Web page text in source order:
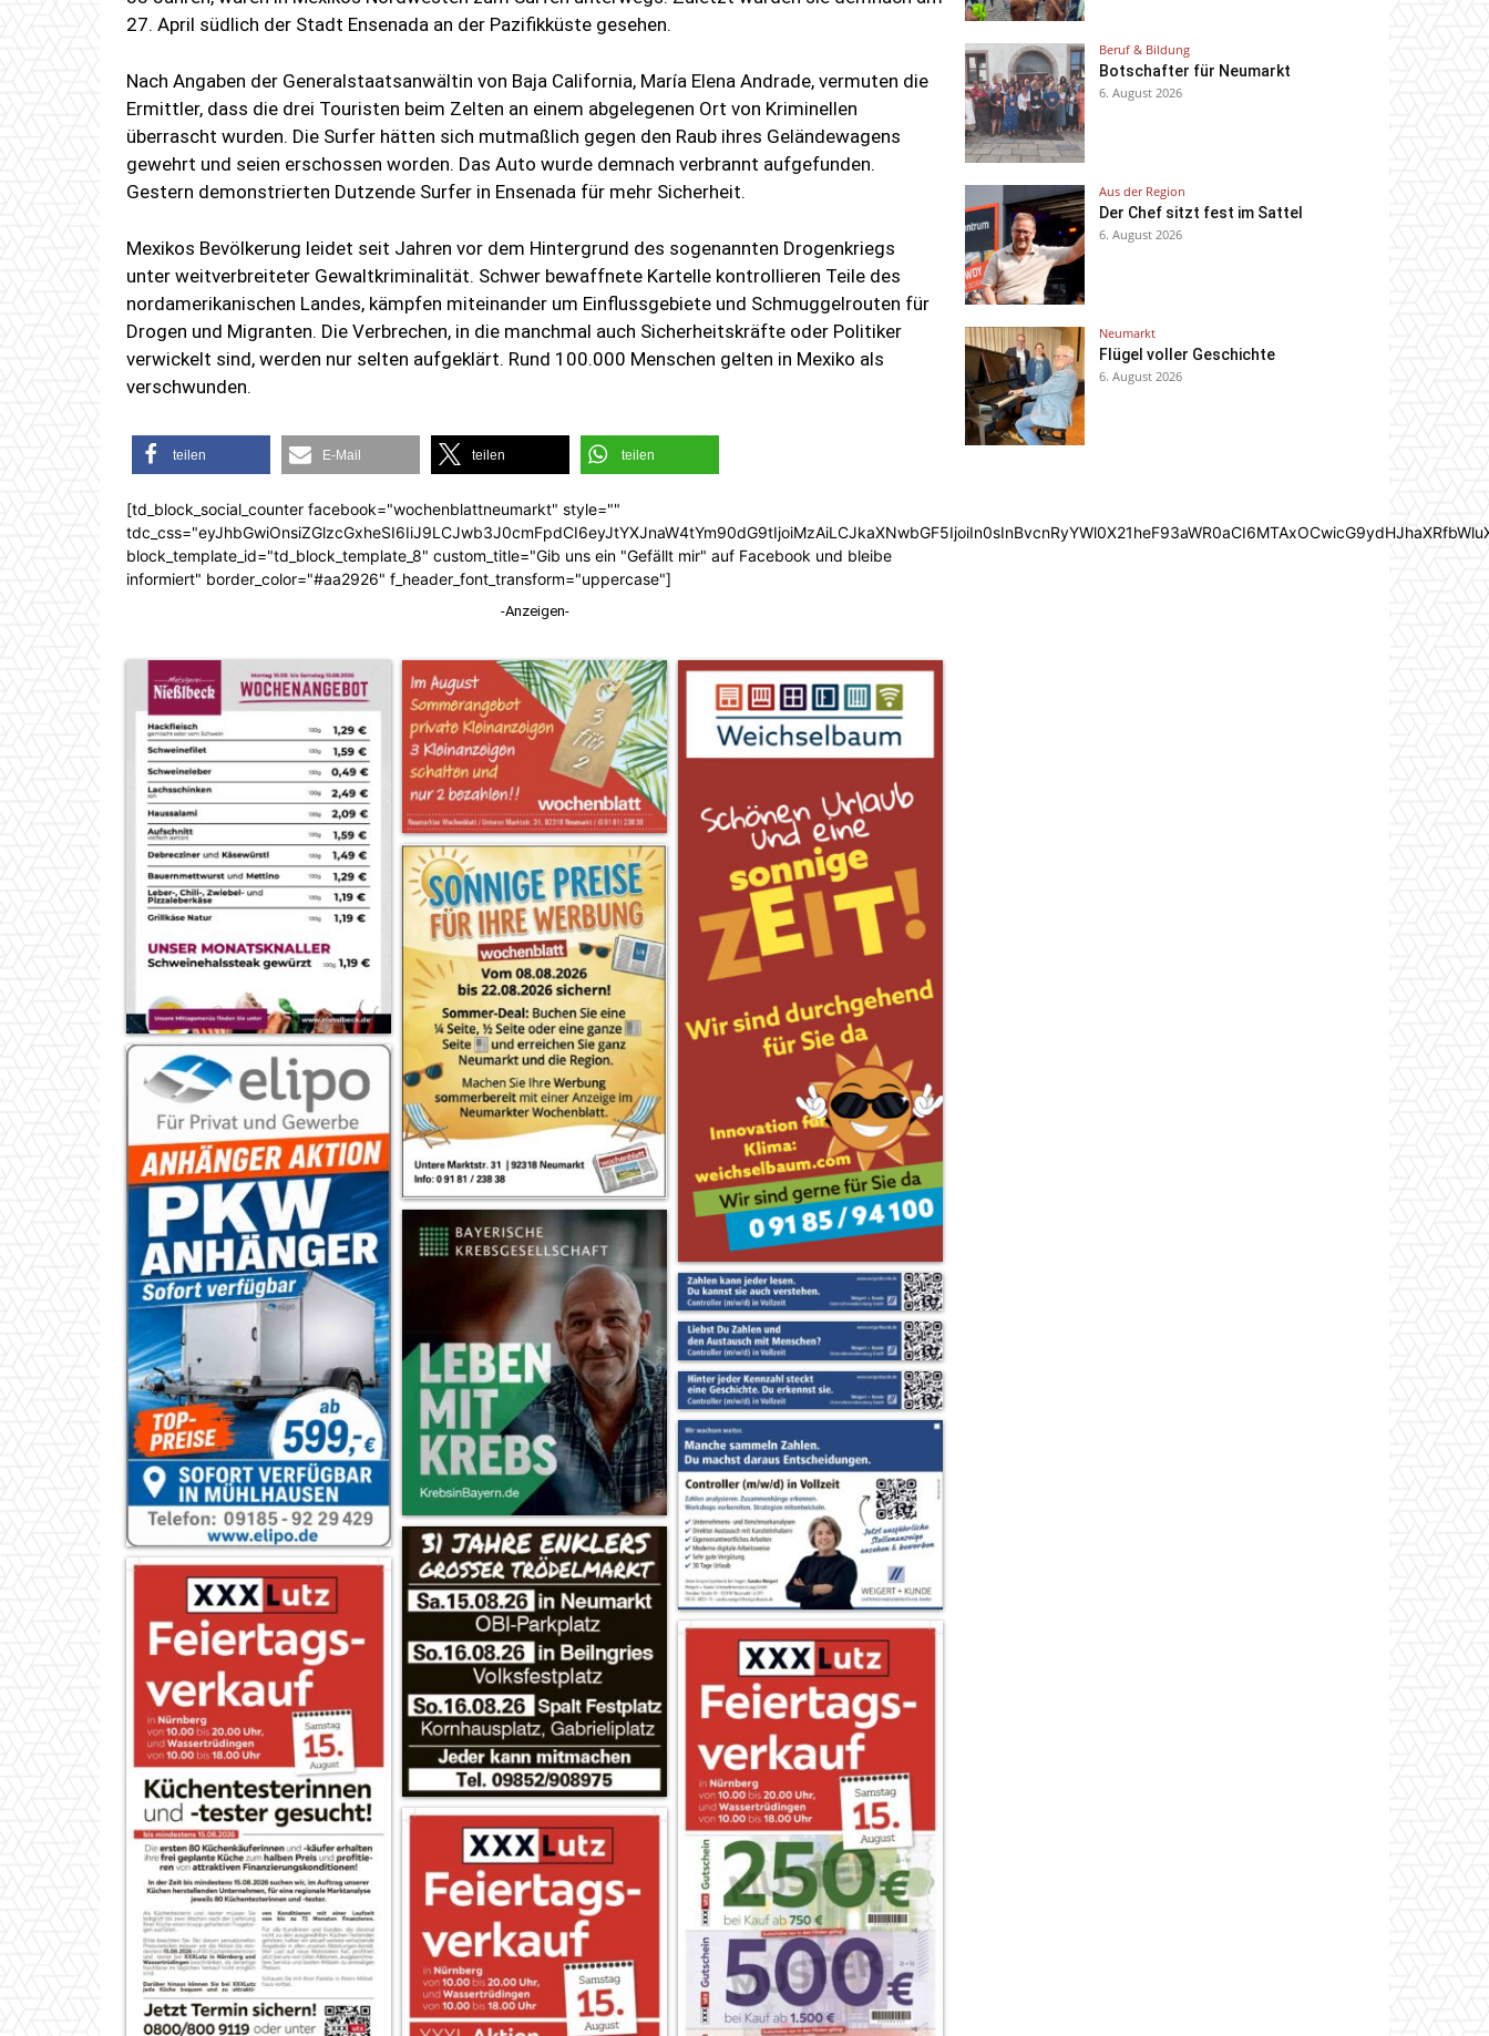
27. April südlich der Stadt Ensenada an der Pazifikküste gesehen.
Nach Angaben der Generalstaatsanwältin von Baja California, María Elena Andrade, vermuten die
Ermittler, dass die drei Touristen beim Zelten an einem abgelegenen Ort von Kriminellen
überrascht wurden. Die Surfer hätten sich mutmaßlich gegen den Raub ihres Geländewagens
gewehrt und seien erschossen worden. Das Auto wurde demnach verbrannt aufgefunden.
Gestern demonstrierten Dutzende Surfer in Ensenada für mehr Sicherheit.
Mexikos Bevölkerung leidet seit Jahren vor dem Hintergrund des sogenannten Drogenkriegs
unter weitverbreiteter Gewaltkriminalität. Schwer bewaffnete Kartelle kontrollieren Teile des
nordamerikanischen Landes, kämpfen miteinander um Einflussgebiete und Schmuggelrouten für
Drogen und Migranten. Die Verbrechen, in die manchmal auch Sicherheitskräfte oder Politiker
verwickelt sind, werden nur selten aufgeklärt. Rund 100.000 Menschen gelten in Mexiko als
verschwunden.
teilen E-Mail teilen teilen
[td_block_social_counter facebook="wochenblattneumarkt" style=""
block_template_id="td_block_template_8" custom_title="Gib uns ein "Gefällt mir" auf Facebook und bleibe
informiert" border_color="#aa2926" f_header_font_transform="uppercase"]
-Anzeigen-
Beruf & Bildung
Botschafter für Neumarkt
6. August 2026
Aus der Region
Der Chef sitzt fest im Sattel
6. August 2026
Neumarkt
Flügel voller Geschichte
6. August 2026